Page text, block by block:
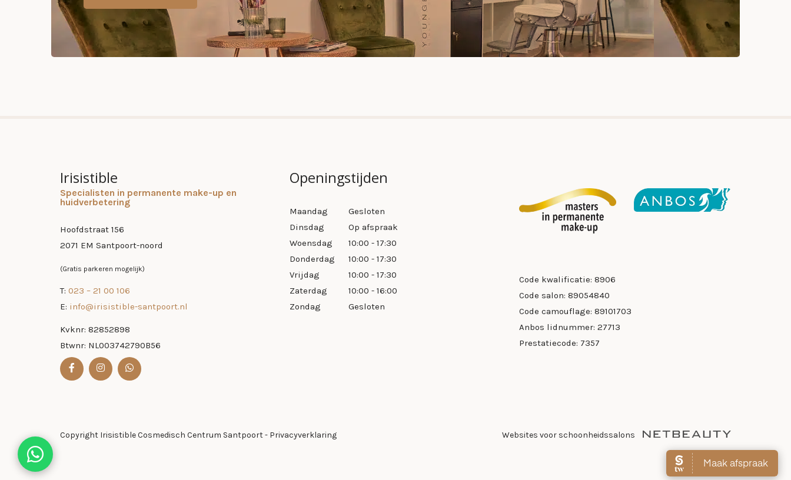
Irisistible
Specialisten in permanente make-up en
huidverbetering
Hoofdstraat 156
2071 EM Santpoort-noord
(Gratis parkeren mogelijk)
​T: 023 – 21 00 106
E: info@irisistible-santpoort.nl
Kvknr: 82852898
Btwnr: NL003742790B56
Openingstijden
Maandag
Gesloten
Dinsdag
Op afspraak
Woensdag
10:00 - 17:30
Donderdag
10:00 - 17:30
Vrijdag
10:00 - 17:30
Zaterdag
10:00 - 16:00
Zondag
Gesloten
Code kwalificatie: 8906
Code salon: 89054840
Code camouflage: 89101703
Anbos lidnummer: 27713
Prestatiecode: 7357
Copyright Irisistible Cosmedisch Centrum Santpoort- Privacyverklaring Websites voor schoonheidssalons